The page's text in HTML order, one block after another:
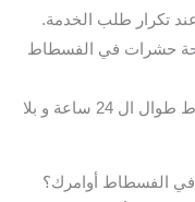
تكرار طلب الخدمة.
حشرات في الفسطاط
تعمل شركة مكافحة حشرات في الفسطاط طوال ال 24 ساعة و بلا
الفسطاط أوامرك؟